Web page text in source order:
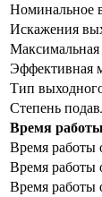
Номинальное
Искажения
Эффективная
Тип
Степень
Время
Время работы
Время работы
Время работы